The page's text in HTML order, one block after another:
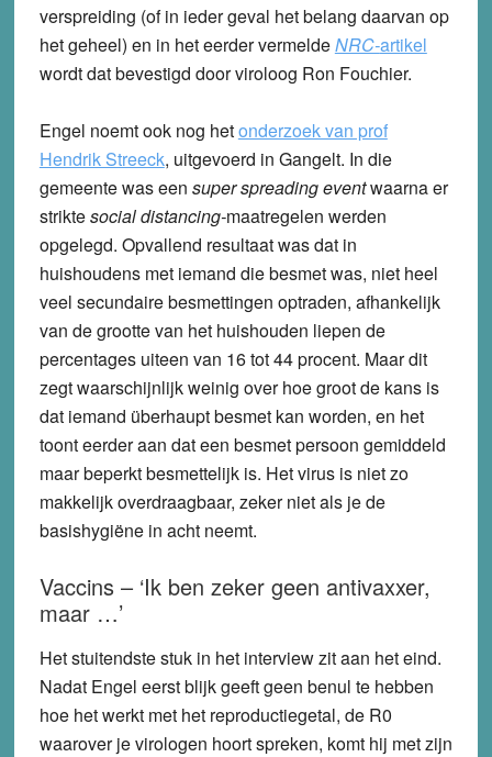
verspreiding (of in ieder geval het belang daarvan op
het geheel) en in het eerder vermeldeNRC-artikel
wordt dat bevestigd door viroloog Ron Fouchier.
Engel noemt ook nog hetonderzoek van prof
Hendrik Streeck, uitgevoerd in Gangelt. In die
gemeente was een super spreading eventwaarna er
striktesocial distancing-maatregelen werden
opgelegd. Opvallend resultaat was dat in
huishoudens met iemand die besmet was, niet heel
veel secundaire besmettingen optraden, afhankelijk
van de grootte van het huishouden liepen de
percentages uiteen van 16 tot 44 procent. Maar dit
zegt waarschijnlijk weinig over hoe groot de kans is
dat iemand überhaupt besmet kan worden, en het
toont eerder aan dat een besmet persoon gemiddeld
maar beperkt besmettelijk is. Het virus is niet zo
makkelijk overdraagbaar, zeker niet als je de
basishygiëne in acht neemt.
Vaccins – ‘Ik ben zeker geen antivaxxer,
maar …’
Het stuitendste stuk in het interview zit aan het eind.
Nadat Engel eerst blijk geeft geen benul te hebben
hoe het werkt met het reproductiegetal, de R0
waarover je virologen hoort spreken, komt hij met zijn